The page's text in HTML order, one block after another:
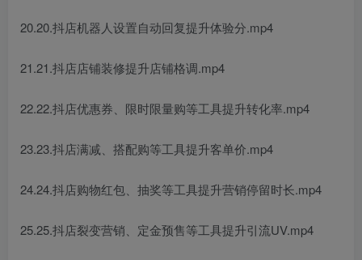
20.20.抖店机器人设置自动回复提升体验分.mp4
21.21.抖店店铺装修提升店铺格调.mp4
22.22.抖店优惠券、限时限量购等工具提升转化率.mp4
23.23.抖店满减、搭配购等工具提升客单价.mp4
24.24.抖店购物红包、抽奖等工具提升营销停留时长.mp4
25.25.抖店裂变营销、定金预售等工具提升引流UV.mp4